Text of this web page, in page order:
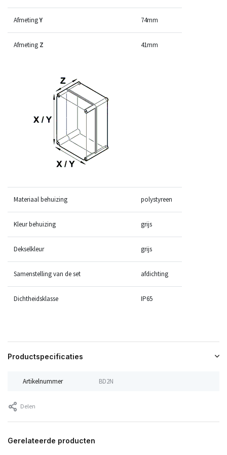
AfmetingY 74mm
Afmeting Z 41mm
Materiaal behuizing polystyreen
Kleur behuizing grijs
Dekselkleur grijs
Samenstelling van de set afdichting
Dichtheidsklasse IP65
Productspecificaties
Artikelnummer BD2N
Delen
Gerelateerde producten